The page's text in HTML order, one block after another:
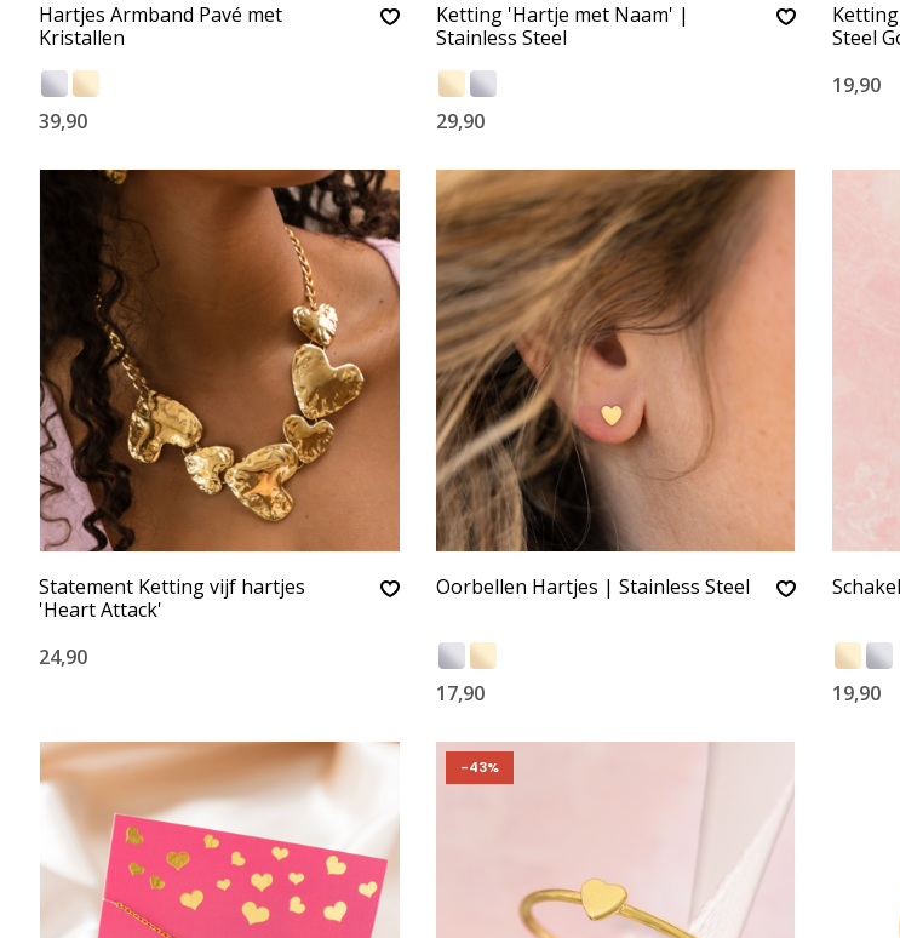
Hartjes Armband Pavé met
Kristallen
39,90
Ketting 'Hartje met Naam' |
Stainless Steel
29,90
Steel
19,90
Statement Ketting vijf hartjes
'Heart Attack'
24,90
Oorbellen Hartjes | Stainless Steel
17,90 19,90
-43%